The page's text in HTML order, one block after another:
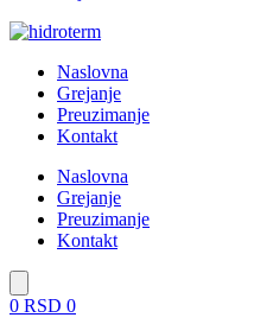
Naslovna
Grejanje
Preuzimanje
Kontakt
Naslovna
Grejanje
Preuzimanje
Kontakt
0 RSD 0